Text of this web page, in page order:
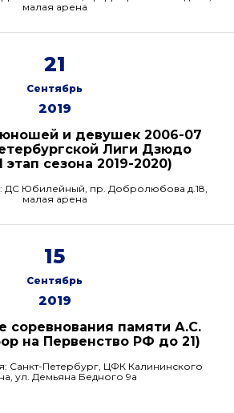
малая арена
21
Сентябрь
2019
и девушек 2006-07
Лиги Дзюдо
этап сезона 2019-2020)
ДС Юбилейный, пр. Добролюбова д.18,
малая арена
15
Сентябрь
2019
соревнования памяти А.С.
на Первенство РФ до 21)
Санкт-Петербург, ЦФК Калининского
ул. Демьяна Бедного 9а